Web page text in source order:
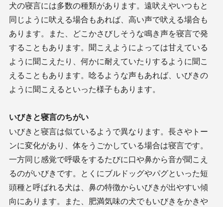
犬の寝言には多数の種類があります。遠吠えやいつもと
同じように吠える場合もあれば、高い声で吠える場合も
あります。また、どこかさびしそうな鳴き声を寝言で発
することもあります。聞こえようによっては甘えている
ように聞こえたり、何かに耐えていたりするように聞こ
えることもあります。唸るような声もあれば、いびきの
ように聞こえるといった様子もあります。
いびきと寝言のちがい
いびきと寝言は似ているようで異なります。長さやトー
ンに変化があり、体をうごかしている場合は寝言です。
一方同じ感覚で呼吸をするたびに口や鼻から音が聞こえ
るのがいびきです。とくにブルドッグやパグといった短
頭種と呼ばれる犬は、鼻の特徴からいびきが出やすい傾
向にあります。また、肥満気味の犬でもいびきをかきや